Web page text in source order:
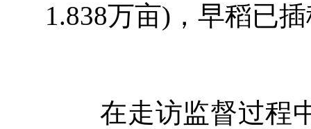
1.838万亩)，早稻已
在走访监督过程中